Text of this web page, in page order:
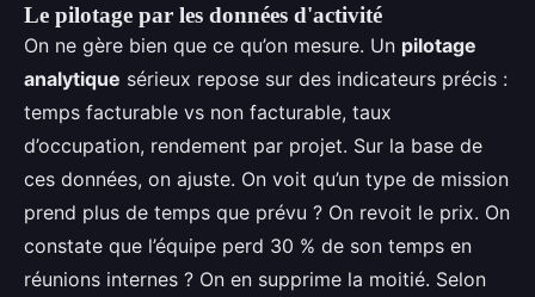
Le pilotage par les données d'activité
On ne gère bien que ce qu’on mesure. Un pilotage
analytique sérieux repose sur des indicateurs précis :
temps facturable vs non facturable, taux
d’occupation, rendement par projet. Sur la base de
ces données, on ajuste. On voit qu’un type de mission
prend plus de temps que prévu ? On revoit le prix. On
constate que l’équipe perd 30 % de son temps en
réunions internes ? On en supprime la moitié. Selon